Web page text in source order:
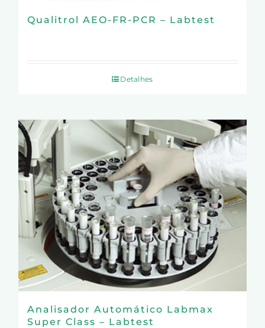
Qualitrol AEO-FR-PCR – Labtest
Detalhes
Analisador Automático Labmax
Super Class – Labtest